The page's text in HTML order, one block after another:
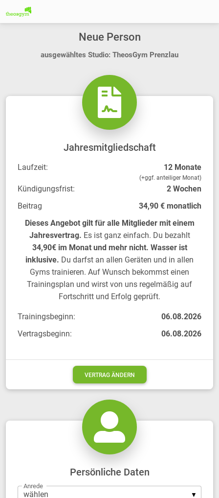
Neue Person
ausgewähltes Studio: TheosGym Prenzlau
Jahresmitgliedschaft
Laufzeit: 12 Monate
(+ggf. anteiliger Monat)
Kündigungsfrist:
2 Wochen
Beitrag
34,90 € monatlich
Dieses Angebot gilt für alle Mitglieder mit einem
Jahresvertrag. Es ist ganz einfach. Du bezahlt
34,90€ im Monat und mehr nicht. Wasser ist
inklusive. Du darfst an allen Geräten und in allen
Gyms trainieren. Auf Wunsch bekommst einen
Trainingsplan und wirst von uns regelmäßig auf
Fortschritt und Erfolg geprüft.
Trainingsbeginn:
06.08.2026
Vertragsbeginn:
06.08.2026
VERTRAG ÄNDERN
Persönliche Daten
Anrede